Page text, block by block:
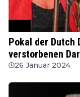
Pokal der Dutch
verstorbenen
26 Januar 2024